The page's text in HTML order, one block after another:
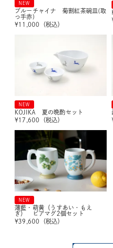
NEW
ブルーチャイナ 菊割紅茶碗皿(取
っ手赤)
¥11,000 （税込）
NEW
KOJIKA 夏の晩酌セット
¥17,600 （税込）
NEW
薄藍・萌黄（うすあい・もえ
ぎ） ビアマグ2個セット
¥39,600 （税込）